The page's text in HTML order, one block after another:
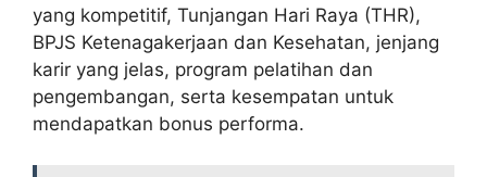
yang kompetitif, Tunjangan Hari Raya (THR),
BPJS Ketenagakerjaan dan Kesehatan, jenjang
karir yang jelas, program pelatihan dan
pengembangan, serta kesempatan untuk
mendapatkan bonus performa.